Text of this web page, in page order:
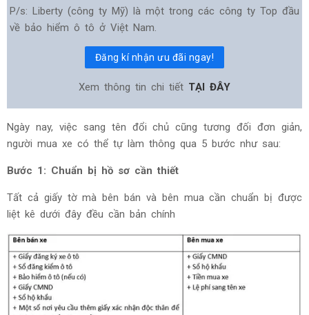
P/s: Liberty (công ty Mỹ) là một trong các công ty Top đầu
về bảo hiểm ô tô ở Việt Nam.
Đăng kí nhận ưu đãi ngay!
Xem thông tin chi tiết TẠI ĐÂY
Ngày nay, việc sang tên đổi chủ cũng tương đối đơn giản,
người mua xe có thể tự làm thông qua 5 bước như sau:
Bước 1: Chuẩn bị hồ sơ cần thiết
Tất cả giấy tờ mà bên bán và bên mua cần chuẩn bị được
liệt kê dưới đây đều cần bản chính